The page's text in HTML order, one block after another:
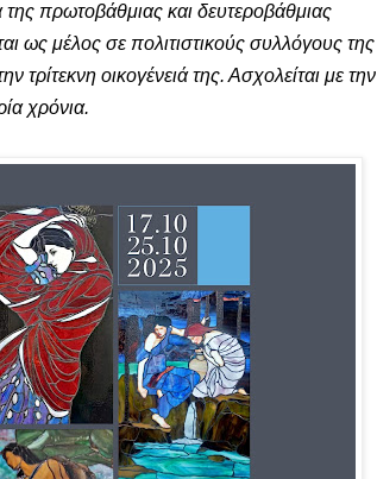
πρωτοβάθμιας και δευτεροβάθμιας
ως μέλος σε πολιτιστικούς συλλόγους της
τρίτεκνη οικογένειά της. Ασχολείται με την
χρόνια.